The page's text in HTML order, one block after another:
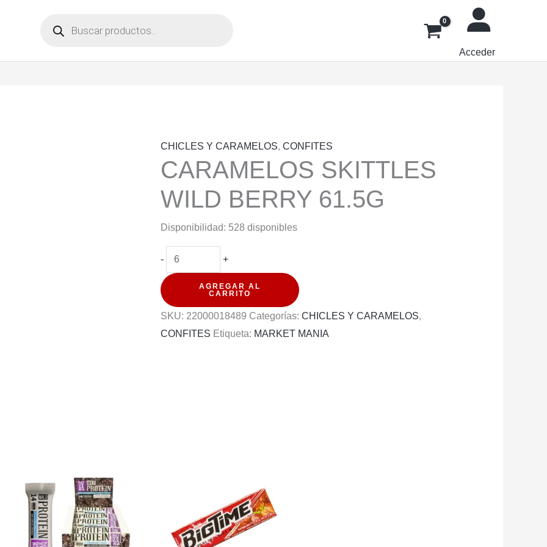
productos
Acceder
CHICLES Y CARAMELOS,CONFITES
CARAMELOS SKITTLES
WILD BERRY 61.5G
Disponibilidad: 528 disponibles
-
CARAMELOS
SKITTLES
BERRY
+
AGREGAR AL
CARRITO
SKU:22000018489 Categorías:CHICLES Y CARAMELOS,
CONFITES Etiqueta: MARKET MANIA